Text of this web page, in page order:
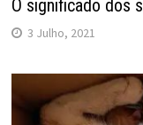
O significado dos
3 Julho, 2021